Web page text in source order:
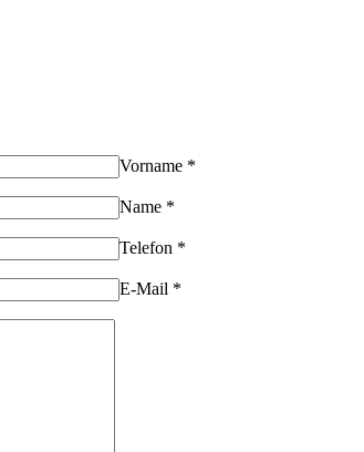
Vorname *
Name *
Telefon *
E-Mail *